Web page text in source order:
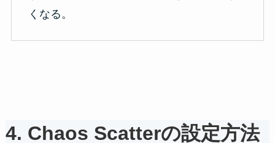
くなる。
4. Chaos Scatterの設定方法